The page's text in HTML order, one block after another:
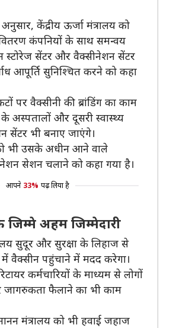
केंद्रीय ऊर्जा मंत्रालय को
कंपनियों के साथ समन्वय
स्टोरेज सेंटर और वैक्सीनेशन सेंटर
आपूर्ति सुनिश्चित करने को कहा
पर वैक्सीनी की ब्रांडिंग का काम
अस्पतालों और दूसरी स्वास्थ्य
सेंटर भी बनाए जाएंगे।
भी उसके अधीन आने वाले
सेशन चलाने को कहा गया है।
आपने 33% पढ़ लिया है
जिम्मे अहम जिम्मेदारी
सुदूर और सुरक्षा के लिहाज से
वैक्सीन पहुंचाने में मदद करेगा।
कर्मचारियों के माध्यम से लोगों
फैलाने का भी काम
मंत्रालय को भी हवाई जहाज